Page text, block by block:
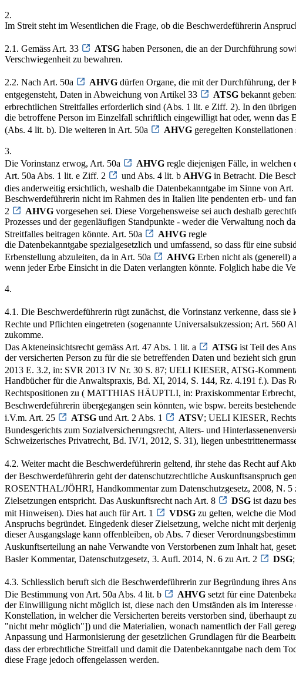
2.
Im Streit steht im Wesentlichen die Frage, ob die Beschwerdeführerin
2.1. Gemäss Art. 33 ATSG haben Personen, die an der Durchführung
Verschwiegenheit zu bewahren.
2.2. Nach Art. 50a AHVG dürfen Organe, die mit der Durchführung, der
entgegensteht, Daten in Abweichung von Artikel 33
ATSG bekannt
erbrechtlichen Streitfalles erforderlich sind (Abs. 1 lit. e Ziff. 2). In den
die betroffene Person im Einzelfall schriftlich eingewilligt hat oder, wenn das
(Abs. 4 lit. b). Die weiteren in Art. 50a
AHVG geregelten
3.
Die Vorinstanz erwog, Art. 50a
AHVG regle diejenigen Fälle, in
Art. 50a Abs. 1 lit. e Ziff. 2
und Abs. 4 lit. b AHVG in Betracht. Die
dies anderweitig ersichtlich, weshalb die Datenbekanntgabe im Sinne von
Beschwerdeführerin nicht im Rahmen des in Italien lite pendenten erb- und
2
AHVG vorgesehen sei. Diese Vorgehensweise sei auch deshalb
Prozesses und der gegenläufigen Standpunkte - weder die Verwaltung noch
Streitfalles beitragen könnte. Art. 50a
AHVG regle
die Datenbekanntgabe spezialgesetzlich und umfassend, so dass für eine
Erbenstellung abzuleiten, da in Art. 50a
AHVG Erben nicht als (generell)
wenn jeder Erbe Einsicht in die Daten verlangten könnte. Folglich habe die
4.
4.1. Die Beschwerdeführerin rügt zunächst, die Vorinstanz verkenne, dass
Rechte und Pflichten eingetreten (sogenannte Universalsukzession; Art. 560
zukomme.
Das Akteneinsichtsrecht gemäss Art. 47 Abs. 1 lit. a
ATSG ist Teil des
der versicherten Person zu für die sie betreffenden Daten und bezieht sich
2013 E. 3.2, in: SVR 2013 IV Nr. 30 S. 87; UELI KIESER, ATSG-
Handbücher für die Anwaltspraxis, Bd. XI, 2014, S. 144, Rz. 4.191 f.). Das
Rechtspositionen zu ( MATTHIAS HÄUPTLI, in: Praxiskommentar
Beschwerdeführerin übergegangen sein könnten, wie bspw. bereits
i.V.m. Art. 25
ATSG und Art. 2 Abs. 1 ATSV; UELI KIESER,
Bundesgerichts zum Sozialversicherungsrecht, Alters- und
Schweizerisches Privatrecht, Bd. IV/1, 2012, S. 31), liegen
4.2. Weiter macht die Beschwerdeführerin geltend, ihr stehe das Recht auf
der Beschwerdeführerin geht der datenschutzrechtliche Auskunftsanspruch
ROSENTHAL/JÖHRI, Handkommentar zum Datenschutzgesetz, 2008, N. 5
Zielsetzungen entspricht. Das Auskunftsrecht nach Art. 8
DSG ist dazu
mit Hinweisen). Dies hat auch für Art. 1
VDSG zu gelten, welche die
Anspruchs begründet. Eingedenk dieser Zielsetzung, welche nicht mit
dieser Ausgangslage kann offenbleiben, ob Abs. 7 dieser
Auskunftserteilung an nahe Verwandte von Verstorbenen zum Inhalt hat,
Basler Kommentar, Datenschutzgesetz, 3. Aufl. 2014, N. 6 zu Art. 2
DSG
4.3. Schliesslich beruft sich die Beschwerdeführerin zur Begründung ihres
Die Bestimmung von Art. 50a Abs. 4 lit. b
AHVG setzt für eine
der Einwilligung nicht möglich ist, diese nach den Umständen als im
Konstellation, in welcher die Versicherten bereits verstorben sind,
"nicht mehr möglich"]) und die Materialien, wonach namentlich der Fall
Anpassung und Harmonisierung der gesetzlichen Grundlagen für die
dass der erbrechtliche Streitfall und damit die Datenbekanntgabe nach dem
diese Frage jedoch offengelassen werden.